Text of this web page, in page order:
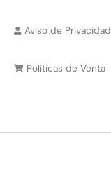
Aviso de Privacidad
Políticas de Venta